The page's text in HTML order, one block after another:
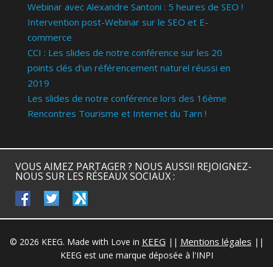
Webinar avec Alexandre Santoni : 5 heures de SEO !
Intervention post-Webinar sur le SEO et E-
commerce
CCI : Les slides de notre conférence sur les 20
points clés d’un référencement naturel réussi en
2019
Les slides de notre conférence lors des 16ème
Rencontres Tourisme et Internet du Tarn !
VOUS AIMEZ PARTAGER ? NOUS AUSSI! REJOIGNEZ-
NOUS SUR LES RÉSEAUX SOCIAUX :
facebooktwitterkeeg
© 2026 KEEG. Made with Love in KEEG || Mentions légales ||
KEEG est une marque déposée à l'INPI